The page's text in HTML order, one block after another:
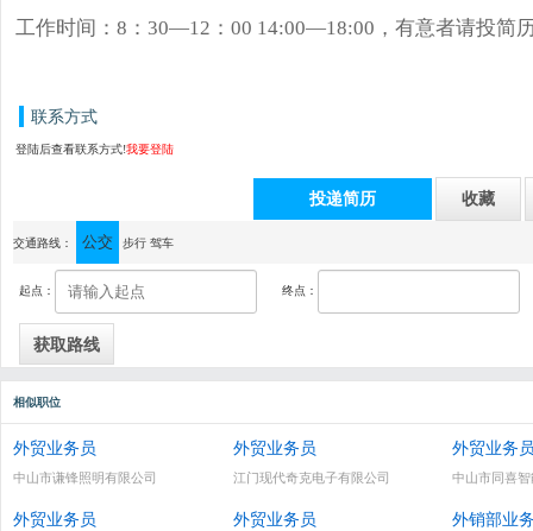
工作时间：8：30—12：00 14:00—18:00，有意者请投简
联系方式
登陆后查看联系方式!我要登陆
投递简历 收藏
通讯地址：中山市横栏镇茂辉工业区益辉三路1号
交通路线： 公交 步行 驾车
起点： 终点：
相似职位
外贸业务员
中山市谦锋照明有限公司
外贸业务员
江门现代奇克电子有限公司
外贸业务
中山市同喜
外贸业务员 外贸业务员 外销部业